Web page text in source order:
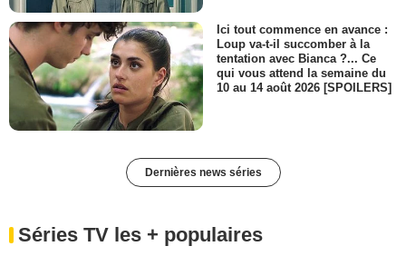
Ici tout commence en avance :
Loup va-t-il succomber à la
tentation avec Bianca ?... Ce
qui vous attend la semaine du
10 au 14 août 2026 [SPOILERS]
Dernières news séries
Séries TV les + populaires